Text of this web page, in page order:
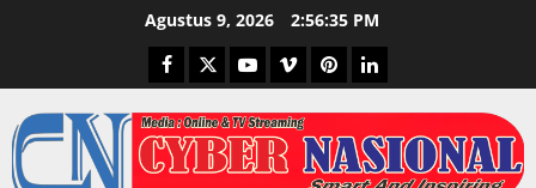
Agustus 9, 2026 2:56:36 PM
Facebook
TwitterYoutubeVimeoPinterestLinkedIn